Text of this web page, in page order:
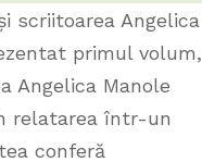
scriitoarea Angelica
primul volum,
Angelica Manole
relatarea într-un
conferă